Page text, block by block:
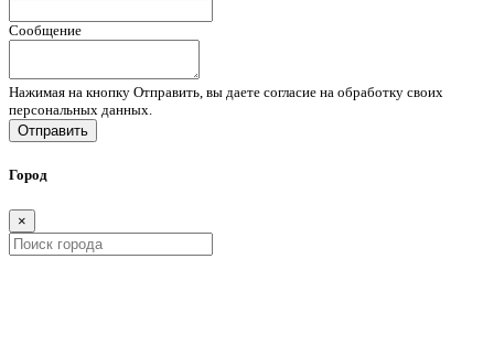
Сообщение
Нажимая на кнопку Отправить, вы даете согласие на обработку своих
персональных данных.
Отправить
Город
×